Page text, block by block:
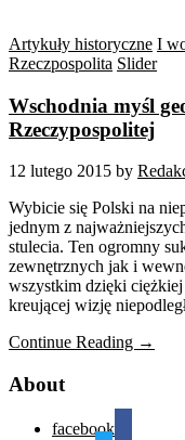
Artykuły historyczne I
Rzeczpospolita Slider
Wschodnia myśl
Rzeczypospolitej
12 lutego 2015 by
Wybicie się Polski na
jednym z
stulecia. Ten ogromny
zewnętrznych jak i
wszystkim dzięki
kreującej wizję
Continue Reading →
About
facebook